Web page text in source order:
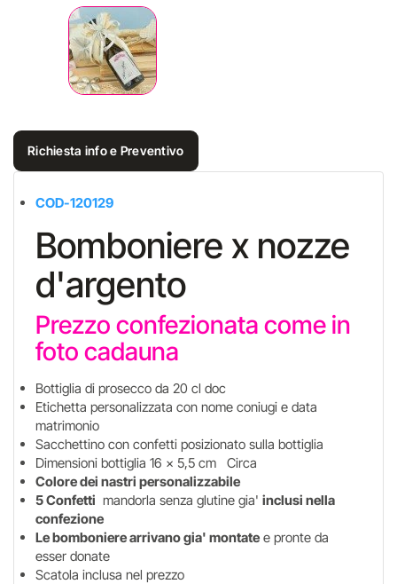
Richiesta info e Preventivo
COD-120129
Bomboniere x nozze
d'argento
Prezzo confezionata come in
foto cadauna
Bottiglia di prosecco da 20 cl doc
Etichetta personalizzata con nome coniugi e data
matrimonio
Sacchettino con confetti posizionato sulla bottiglia
Dimensioni bottiglia 16 x 5,5 cm Circa
Colore dei nastri personalizzabile
5 Confetti mandorla senza glutine gia' inclusi nella
confezione
Le bomboniere arrivano gia' montate e pronte da
esser donate
Scatola inclusa nel prezzo